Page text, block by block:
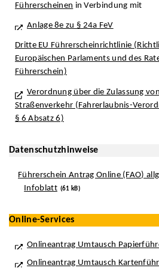
Führerscheinen in Verbindung mit
Anlage 8e zu § 24a FeV
Dritte EU Führerscheinrichtlinie
Europäischen Parlaments und des
Führerschein)
Verordnung über die Zulassung
Straßenverkehr (Fahrerlaubnis-
§ 6 Absatz 6)
Datenschutzhinweise
Führerschein Antrag Online (FAO)
Infoblatt (61 kB)
Online-Services
Onlineantrag Umtausch
Onlineantrag Umtausch